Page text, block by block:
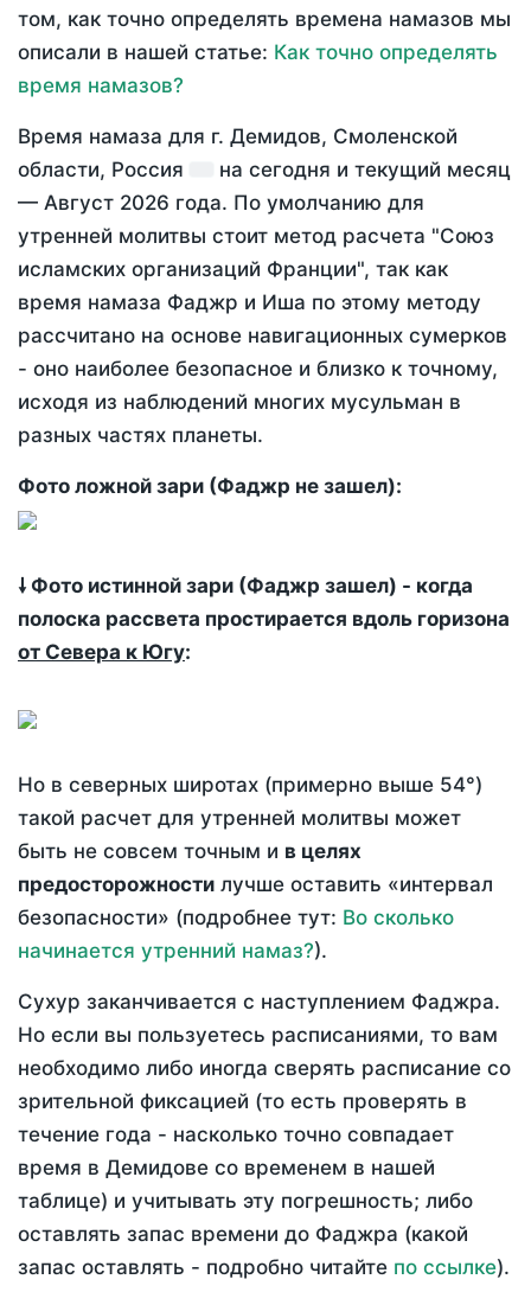
том, как точно определять времена намазов мы
описали в нашей статье: Как точно определять
время намазов?
Время намаза для г. Демидов, Смоленской
области, Россия
на сегодня и текущий месяц
— Август 2026 года. По умолчанию для
утренней молитвы стоит метод расчета "Союз
исламских организаций Франции", так как
время намаза Фаджр и Иша по этому методу
рассчитано на основе навигационных сумерков
- оно наиболее безопасное и близко к точному,
исходя из наблюдений многих мусульман в
разных частях планеты.
Фото ложной зари (Фаджр не зашел):
🠗 Фото истинной зари (Фаджр зашел) - когда
полоска рассвета простирается вдоль горизона
от Севера к Югу:
Но в северных широтах (примерно выше 54°)
такой расчет для утренней молитвы может
быть не совсем точным и в целях
предосторожности лучше оставить «интервал
безопасности» (подробнее тут: Во сколько
начинается утренний намаз?).
Сухур заканчивается с наступлением Фаджра.
Но если вы пользуетесь расписаниями, то вам
необходимо либо иногда сверять расписание со
зрительной фиксацией (то есть проверять в
течение года - насколько точно совпадает
время в Демидове со временем в нашей
таблице) и учитывать эту погрешность; либо
оставлять запас времени до Фаджра (какой
запас оставлять - подробно читайте по ссылке).